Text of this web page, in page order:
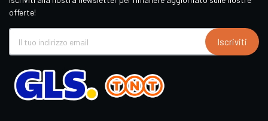
offerte!
Iscriviti